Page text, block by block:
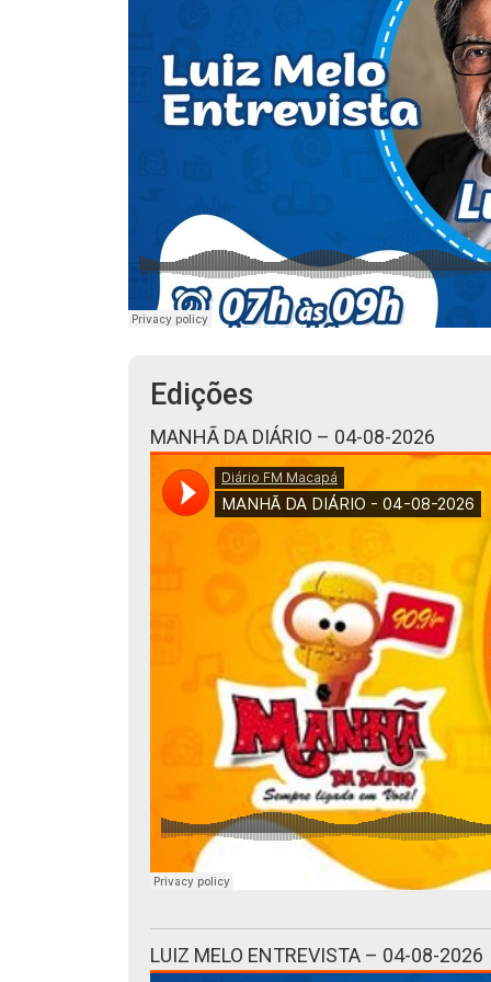
Edições
MANHÃ DA DIÁRIO – 04-08-2026
LUIZ MELO ENTREVISTA – 04-08-2026